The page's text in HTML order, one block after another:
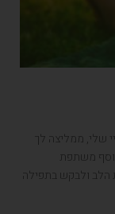
שלי, ממליצה לך
משתפת
הלב ולבקש בתפילה